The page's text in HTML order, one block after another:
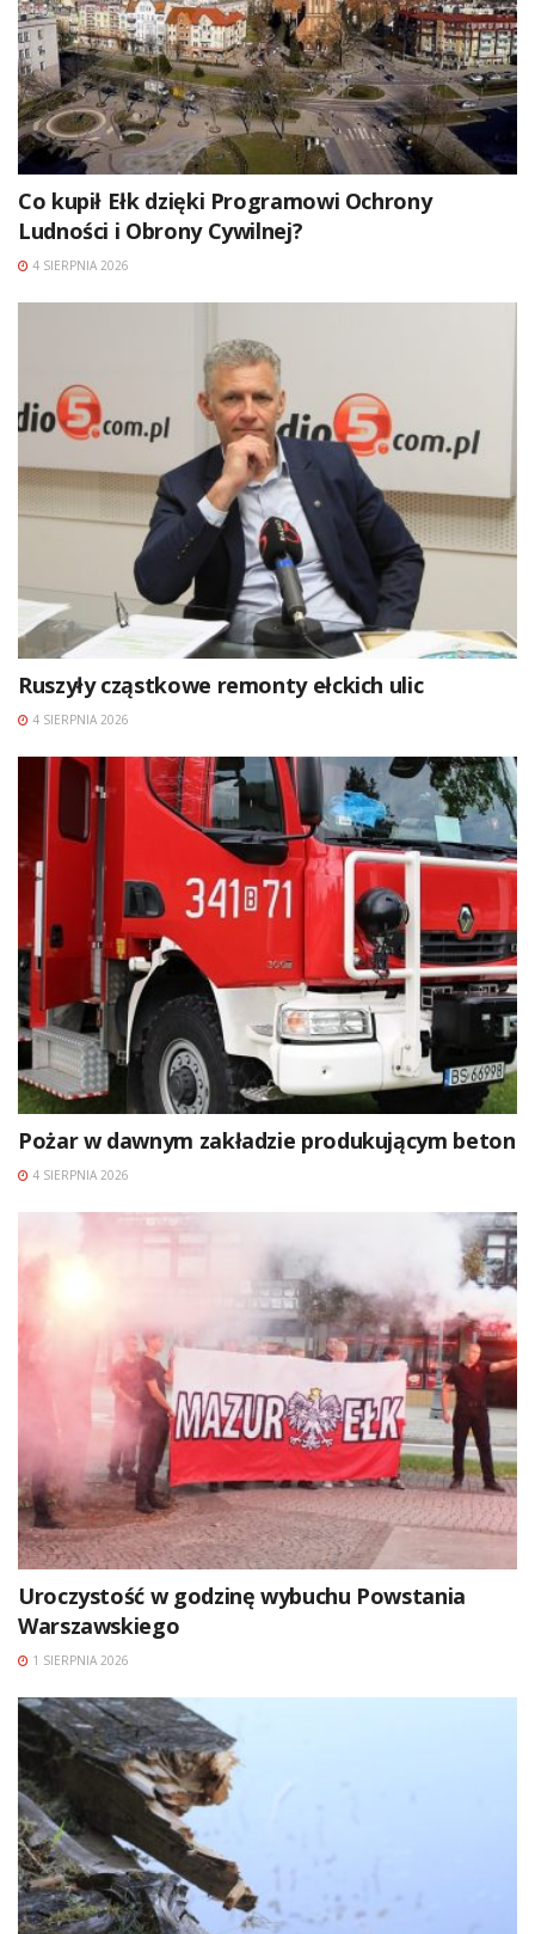
Co kupił Ełk dzięki Programowi Ochrony
Ludności i Obrony Cywilnej?
4 SIERPNIA 2026
Ruszyły cząstkowe remonty ełckich ulic
4 SIERPNIA 2026
Pożar w dawnym zakładzie produkującym beton
4 SIERPNIA 2026
Uroczystość w godzinę wybuchu Powstania
Warszawskiego
1 SIERPNIA 2026